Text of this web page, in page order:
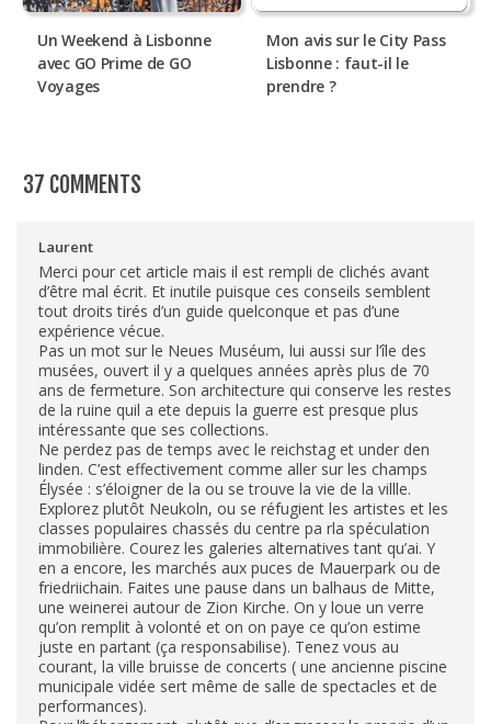
Un Weekend à Lisbonne
avec GO Prime de GO
Voyages
Mon avis sur le City Pass
Lisbonne : faut-il le
prendre ?
37 COMMENTS
Laurent
Merci pour cet article mais il est rempli de clichés avant
d’être mal écrit. Et inutile puisque ces conseils semblent
tout droits tirés d’un guide quelconque et pas d’une
expérience vécue.
Pas un mot sur le Neues Muséum, lui aussi sur l’île des
musées, ouvert il y a quelques années après plus de 70
ans de fermeture. Son architecture qui conserve les restes
de la ruine quil a ete depuis la guerre est presque plus
intéressante que ses collections.
Ne perdez pas de temps avec le reichstag et under den
linden. C’est effectivement comme aller sur les champs
Élysée : s’éloigner de la ou se trouve la vie de la villle.
Explorez plutôt Neukoln, ou se réfugient les artistes et les
classes populaires chassés du centre pa rla spéculation
immobilière. Courez les galeries alternatives tant qu’ai. Y
en a encore, les marchés aux puces de Mauerpark ou de
friedriichain. Faites une pause dans un balhaus de Mitte,
une weinerei autour de Zion Kirche. On y loue un verre
qu’on remplit à volonté et on on paye ce qu’on estime
juste en partant (ça responsabilise). Tenez vous au
courant, la ville bruisse de concerts ( une ancienne piscine
municipale vidée sert même de salle de spectacles et de
performances).